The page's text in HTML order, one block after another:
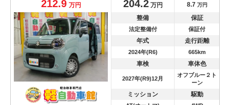
212.9 万円 204.2万円 8.7 万円
整備 保証
法定整備付 保証付
年式 走行距離
2024年(R6) 665km
車検 車体色
2027年(R9)12月
オフブルー２ト
ーン
ミッション 駆動